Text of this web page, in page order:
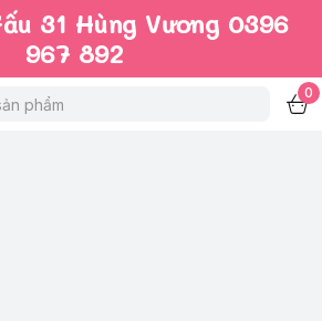
31 Hùng Vương 0396
967 892
0